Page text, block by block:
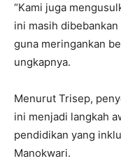
“Kami juga
ini masih
guna meringankan
ungkapnya.
Menurut Trisep,
ini menjadi langkah
pendidikan yang
Manokwari.